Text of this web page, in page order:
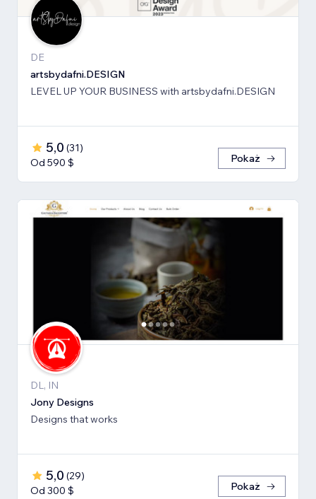
DE
artsbydafni.DESIGN
LEVEL UP YOUR BUSINESS with artsbydafni.DESIGN
5,0 (31)
Od 590 $
Pokaż
DL, IN
Jony Designs
Designs that works
5,0 (29)
Od 300 $
Pokaż